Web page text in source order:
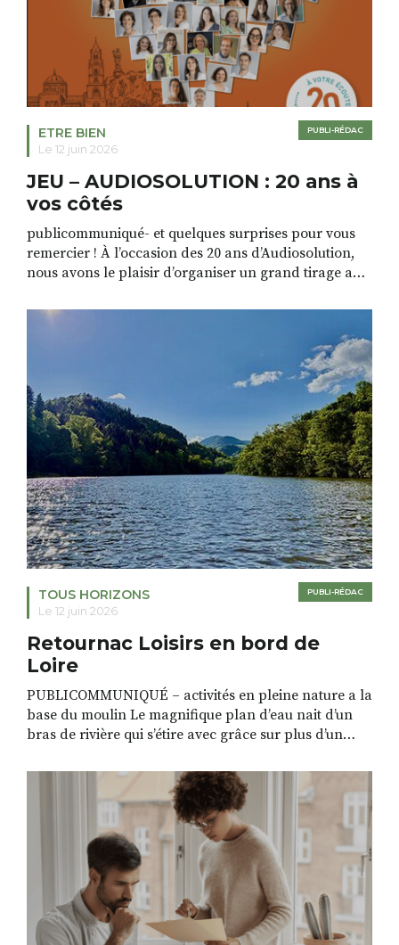
PUBLI-RÉDAC
ETRE BIEN
Le 12 juin 2026
JEU – AUDIOSOLUTION : 20 ans à
vos côtés
publicommuniqué- et quelques surprises pour vous
remercier ! À l’occasion des 20 ans d’Audiosolution,
nous avons le plaisir d’organiser un grand tirage au
sont à gagner, sélectionnés auprès de commerçants,
public Samedi 26 septembre 2026 à 12h à […]
PUBLI-RÉDAC
TOUS HORIZONS
Le 12 juin 2026
Retournac Loisirs en bord de
Loire
PUBLICOMMUNIQUÉ – activités en pleine nature a la
base du moulin Le magnifique plan d’eau nait d’un
bras de rivière qui s’étire avec grâce sur plus d’un
explorer : en canoé / kayak 1 à 3 places, en paddle
solo, duo ou géant jusqu’à 8 personnes. […]